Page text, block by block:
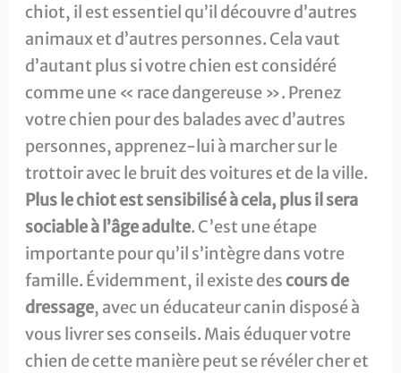
chiot, il est essentiel qu’il découvre d’autres
animaux et d’autres personnes. Cela vaut
d’autant plus si votre chien est considéré
comme une « race dangereuse ». Prenez
votre chien pour des balades avec d’autres
personnes, apprenez-lui à marcher sur le
trottoir avec le bruit des voitures et de la ville.
Plus le chiot est sensibilisé à cela, plus il sera
sociable à l’âge adulte. C’est une étape
importante pour qu’il s’intègre dans votre
famille. Évidemment, il existe descours de
dressage, avec un éducateur canin disposé à
vous livrer ses conseils. Mais éduquer votre
chien de cette manière peut se révéler cher et